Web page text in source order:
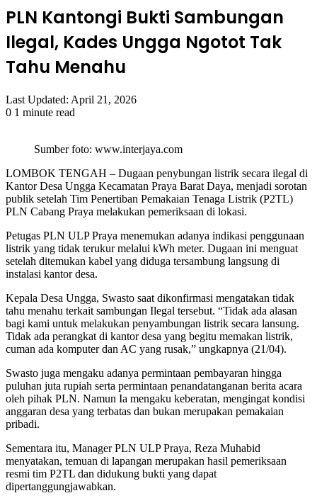
PLN Kantongi Bukti Sambungan
Ilegal, Kades Ungga Ngotot Tak
Tahu Menahu
Last Updated: April 21, 2026
0 1 minute read
Sumber foto: www.interjaya.com
LOMBOK TENGAH – Dugaan penybungan listrik secara ilegal di
Kantor Desa Ungga Kecamatan Praya Barat Daya, menjadi sorotan
publik setelah Tim Penertiban Pemakaian Tenaga Listrik (P2TL)
PLN Cabang Praya melakukan pemeriksaan di lokasi.
Petugas PLN ULP Praya menemukan adanya indikasi penggunaan
listrik yang tidak terukur melalui kWh meter. Dugaan ini menguat
setelah ditemukan kabel yang diduga tersambung langsung di
instalasi kantor desa.
Kepala Desa Ungga, Swasto saat dikonfirmasi mengatakan tidak
tahu menahu terkait sambungan Ilegal tersebut. “Tidak ada alasan
bagi kami untuk melakukan penyambungan listrik secara lansung.
Tidak ada perangkat di kantor desa yang begitu memakan listrik,
cuman ada komputer dan AC yang rusak,” ungkapnya (21/04).
Swasto juga mengaku adanya permintaan pembayaran hingga
puluhan juta rupiah serta permintaan penandatanganan berita acara
oleh pihak PLN. Namun Ia mengaku keberatan, mengingat kondisi
anggaran desa yang terbatas dan bukan merupakan pemakaian
pribadi.
Sementara itu, Manager PLN ULP Praya, Reza Muhabid
menyatakan, temuan di lapangan merupakan hasil pemeriksaan
resmi tim P2TL dan didukung bukti yang dapat
dipertanggungjawabkan.